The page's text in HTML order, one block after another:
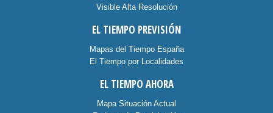
Visible Alta Resolución
EL TIEMPO PREVISIÓN
Mapas del Tiempo España
El Tiempo por Localidades
EL TIEMPO AHORA
Mapa Situación Actual